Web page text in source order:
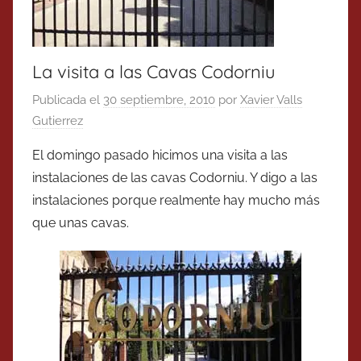
La visita a las Cavas Codorniu
Publicada el 30 septiembre, 2010 por Xavier Valls
Gutierrez
El domingo pasado hicimos una visita a las
instalaciones de las cavas Codorniu. Y digo a las
instalaciones porque realmente hay mucho más
que unas cavas.